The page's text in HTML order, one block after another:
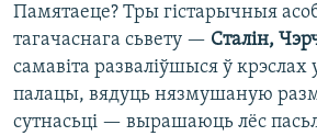
Памятаеце? Тры гістарычныя
тагачаснага сьвету — Сталін,
самавіта разваліўшыся ў крэслах
палацы, вядуць нязмушаную
сутнасьці — вырашаюць лёс